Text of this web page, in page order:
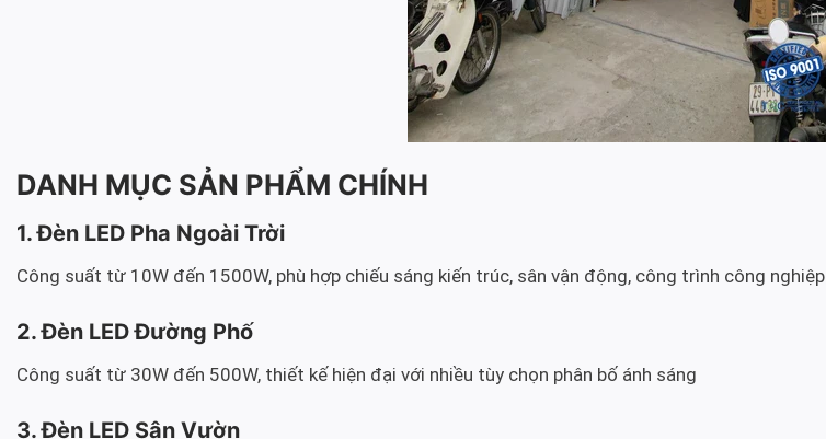
DANH MỤC SẢN PHẨM CHÍNH
1. Đèn LED Pha Ngoài Trời
Công suất từ 10W đến 1500W, phù hợp chiếu sáng kiến trúc, sân vận động, công trình công nghiệp
2. Đèn LED Đường Phố
Công suất từ 30W đến 500W, thiết kế hiện đại với nhiều tùy chọn phân bố ánh sáng
3. Đèn LED Sân Vườn